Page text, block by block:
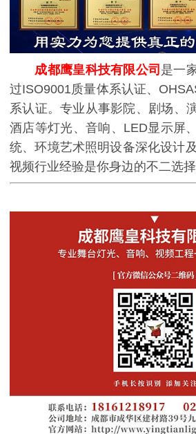
成都鹰皇科技有限公司 是一
过ISO9001质量体系认证、
系认证。专业从事影院、剧场、
酒店等灯光、音响、LED显示屏
统、环境艺术照明设备深化设计
视频行业经验是你身边的不二选择